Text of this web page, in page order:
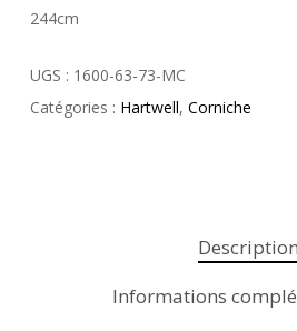
244cm
UGS : 1600-63-73-MC
Catégories : Hartwell, Corniche
Description
Informations